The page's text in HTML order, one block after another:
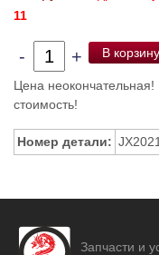
11
- + В корзину
Цена
стоимость!
Номер детали:
Запчасти и